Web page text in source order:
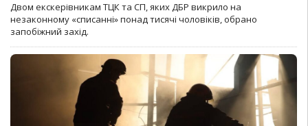
Двом екскерівникам ТЦК та СП, яких ДБР викрило на
незаконному «списанні» понад тисячі чоловіків, обрано
запобіжний захід.